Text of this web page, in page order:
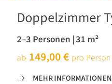
Doppelzimmer
2–3 Personen |31 m²
ab 149,00 € pro Person
MEHR INFORMATIONEN